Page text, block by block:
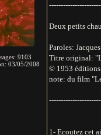
: 9103
03/05/2008
Deux petits
Paroles:
Titre original:
© 1953 éditions
note: du film
1- Ecoutez cet